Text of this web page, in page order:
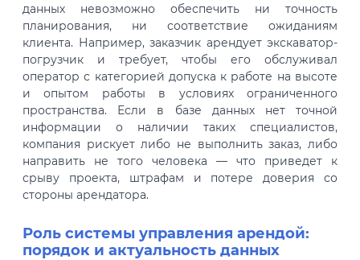
данных невозможно обеспечить ни точность
планирования, ни соответствие ожиданиям
клиента. Например, заказчик арендует экскаватор-
погрузчик и требует, чтобы его обслуживал
оператор с категорией допуска к работе на высоте
и опытом работы в условиях ограниченного
пространства. Если в базе данных нет точной
информации о наличии таких специалистов,
компания рискует либо не выполнить заказ, либо
направить не того человека — что приведет к
срыву проекта, штрафам и потере доверия со
стороны арендатора.
Роль системы управления арендой:
порядок и актуальность данных